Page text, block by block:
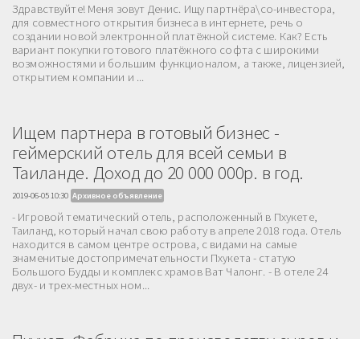
Здравствуйте! Меня зовут Денис. Ищу партнёра\со-инвестора,
для совместного открытия бизнеса в интернете, речь о
создании новой электронной платёжной системе. Как? Есть
вариант покупки готового платёжного софта с широкими
возможностями и большим функционалом, а также, лицензией,
открытием компании и ...
Ищем партнера в готовый бизнес -
геймерский отель для всей семьи в
Таиланде. Доход до 20 000 000р. в год.
2019-06-05 10:30 Архивное объявление
- Игровой тематический отель, расположенный в Пхукете,
Таиланд, который начал свою работу в апреле 2018 года. Отель
находится в самом центре острова, с видами на самые
знаменитые достопримечательности Пхукета - статую
Большого Будды и комплекс храмов Ват Чалонг. - В отеле 24
двух- и трех-местных ном...